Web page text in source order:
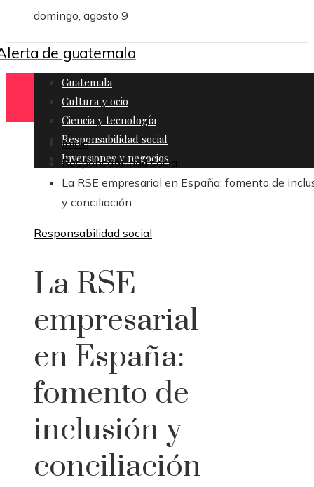
domingo, agosto 9
Guatemala
Cultura y ocio
Ciencia y tecnología
Responsabilidad social
Inversiones y negocios
Inicio
Responsabilidad social
La RSE empresarial en España: fomento de
y conciliación
Responsabilidad social
La RSE
empresarial
en España:
fomento de
inclusión y
conciliación